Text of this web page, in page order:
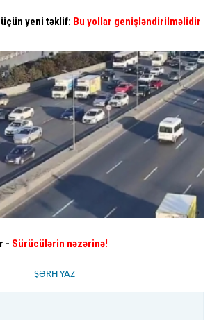
üçün yeni təklif: Bu yollar genişləndirilməlidir
- Sürücülərin nəzərinə!
ŞƏRH YAZ